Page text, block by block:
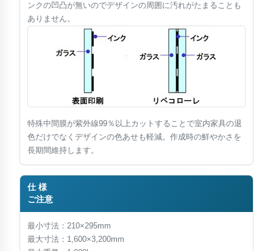
ンクの凹凸が無いのでデザインの周囲に汚れがたまることも
ありません。
特殊中間膜が紫外線99％以上カットすることで室内家具の退
色だけでなくデザインの色あせも軽減。作成時の鮮やかさを
長期間維持します。
仕 様
ご注意
最小寸法：210×295mm
最大寸法：1,600×3,200mm